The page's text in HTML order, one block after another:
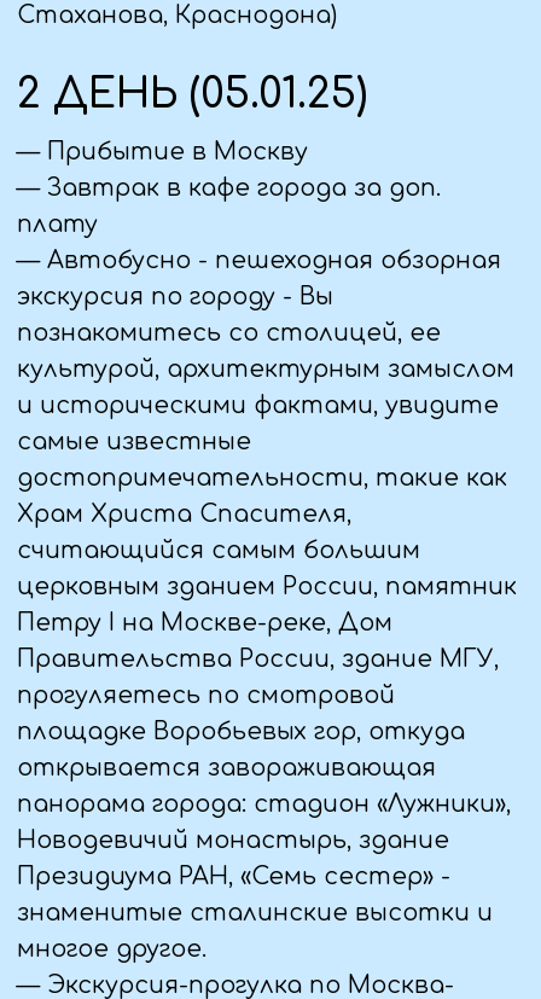
— Завтрак в гостинице. Встреча с
— Экскурсия по Красной площади -
знакомство с историей и
архитектурными шедеврами главной
площади России: Покровским собором
(Храмом Василия Блаженного), зданием
Исторического музея, Мавзолеем,
Минину и Пожарскому, а также
Спасской башней, по часам которой
сверяет время вся страна.
— Экскурсия-прогулка по
Александровскому саду, на
территории которого можно
объекты, как Кутафья башня Кремля,
Итальянский грот, Могила
3 ДЕНЬ (06.01.25)
многое другое.
деловому кварталу города: мы не
только полюбуемся
Краснопресненской набережной,
торгово-пешеходным мостом
«Багратион», осмотрим «Древо
жизни» Эрнста Неизвестного, но и
услышим интересные истории о
небоскребах Москва-Сити, один из
которых – башня «Федерация» –
— Обед в кафе города
— Трансфер в отель. Размещение.